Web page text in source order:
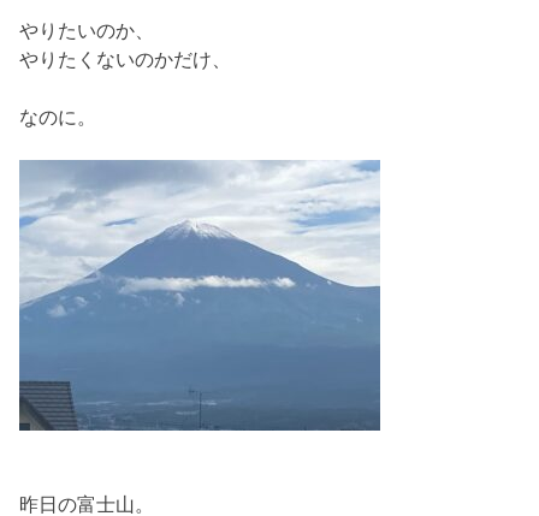
やりたいのか、
やりたくないのかだけ、
なのに。
昨日の富士山。